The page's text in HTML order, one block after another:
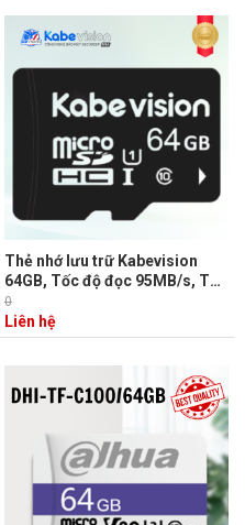
Thẻ nhớ lưu trữ Kabevision
64GB, Tốc độ đọc 95MB/s, Tốc
độ ghi lên đến 30 MB/s, TBW
33TB
0
Liên hệ